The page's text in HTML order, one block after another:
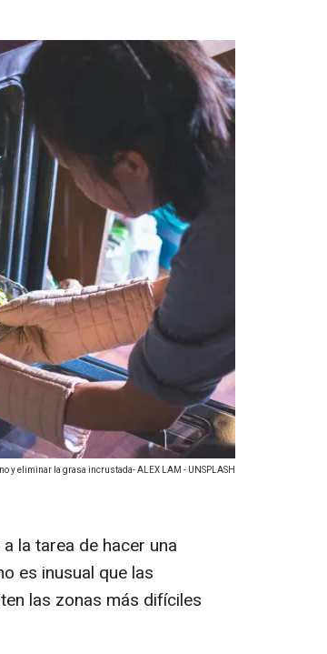
y eliminar la grasa incrustada- ALEX LAM - UNSPLASH
la tarea de hacer una
es inusual que las
las zonas más difíciles